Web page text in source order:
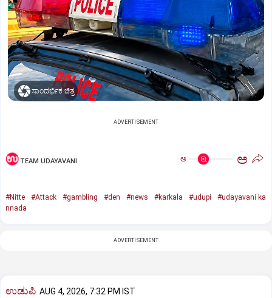
ಸಾಂದರ್ಭಿಕ ಚಿತ್ರ
ADVERTISEMENT
TEAM UDAYAVANI ಅ ಅ
#Nitte #Attack #gambling #den #news #karkala #udupi
#udayavani ka
nnada
ADVERTISEMENT
ಉಡುಪಿ AUG 4, 2026, 7:32 PM IST